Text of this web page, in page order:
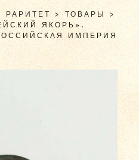
РАРИТЕТ >ТОВАРЫ>
ЯКОРЬ».
ИМПЕРИЯ